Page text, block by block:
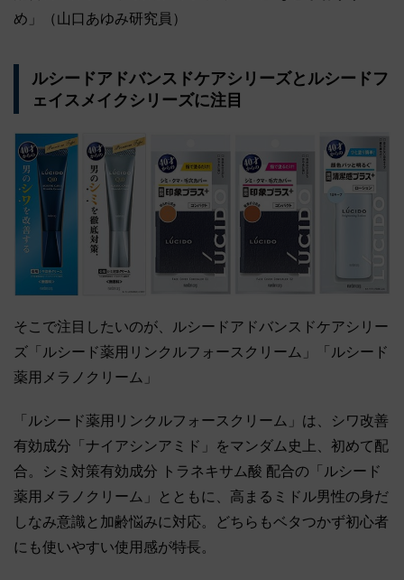
め」（山口あゆみ研究員）
ルシードアドバンスドケアシリーズとルシードフ
ェイスメイクシリーズに注目
そこで注目したいのが、ルシードアドバンスドケアシリー
ズ「ルシード薬用リンクルフォースクリーム」「ルシード
薬用メラノクリーム」
「ルシード薬用リンクルフォースクリーム」は、シワ改善
有効成分「ナイアシンアミド」をマンダム史上、初めて配
合。シミ対策有効成分 トラネキサム酸 配合の「ルシード
薬用メラノクリーム」とともに、高まるミドル男性の身だ
しなみ意識と加齢悩みに対応。どちらもベタつかず初心者
にも使いやすい使用感が特長。